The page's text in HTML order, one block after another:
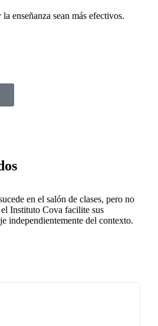
enseñanza sean más efectivos.
en el salón de clases, pero no
Instituto Cova facilite sus
independientemente del contexto.